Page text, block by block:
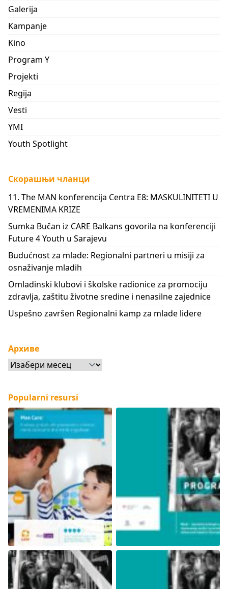
Galerija
Kampanje
Kino
Program Y
Projekti
Regija
Vesti
YMI
Youth Spotlight
Скорашњи чланци
11. The MAN konferencija Centra E8: MASKULINITETI U
VREMENIMA KRIZE
Sumka Bučan iz CARE Balkans govorila na konferenciji
Future 4 Youth u Sarajevu
Budućnost za mlade: Regionalni partneri u misiji za
osnaživanje mladih
Omladinski klubovi i školske radionice za promociju
zdravlja, zaštitu životne sredine i nenasilne zajednice
Uspešno završen Regionalni kamp za mlade lidere
Архиве
Архиве
Popularni resursi